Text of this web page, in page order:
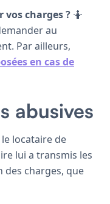
vos charges ? 🤷
au
Par ailleurs,
en cas de
abusives
locataire de
lui a transmis les
charges, que